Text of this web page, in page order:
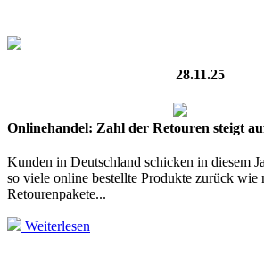
28.11.25
Onlinehandel: Zahl der Retouren steigt
Kunden in Deutschland schicken in diesem
so viele online bestellte Produkte zurück
Retourenpakete...
Weiterlesen